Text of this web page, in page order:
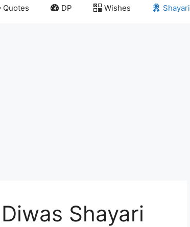
Quotes DP Wishes Shayari
Shayari